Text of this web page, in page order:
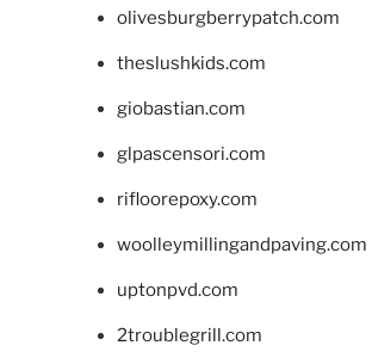
olivesburgberrypatch.com
theslushkids.com
giobastian.com
glpascensori.com
rifloorepoxy.com
woolleymillingandpaving.com
uptonpvd.com
2troublegrill.com